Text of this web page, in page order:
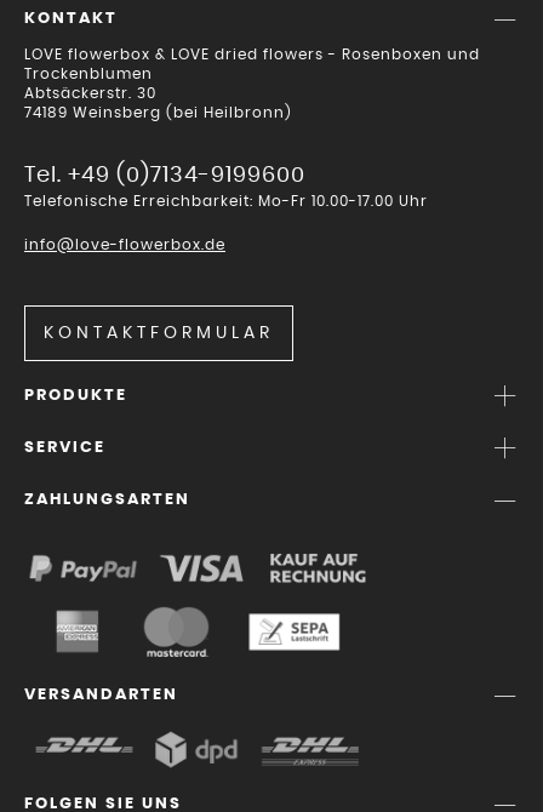
KONTAKT
LOVE flowerbox & LOVE dried flowers - Rosenboxen und
Trockenblumen
Abtsäckerstr. 30
74189 Weinsberg (bei Heilbronn)
Tel. +49 (0)7134-9199600
Telefonische Erreichbarkeit: Mo-Fr 10.00-17.00 Uhr
info@love-flowerbox.de
KONTAKTFORMULAR
PRODUKTE
SERVICE
ZAHLUNGSARTEN
VERSANDARTEN
FOLGEN SIE UNS